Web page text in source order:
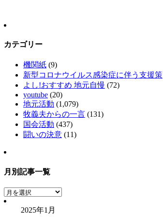
カテゴリー
機関紙 (9)
新型コロナウイルス感染症に伴う支援策
よし!おすすめ 地元自慢 (72)
youtube (20)
地元活動 (1,079)
牧義夫からの一言 (131)
国会活動 (437)
闘いの決意 (11)
月別記事一覧
月
別
2025年1月